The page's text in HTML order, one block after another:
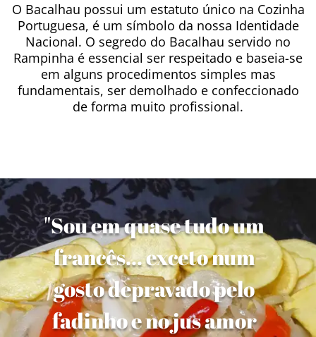
O Bacalhau possui um estatuto único na Cozinha
Portuguesa, é um símbolo da nossa Identidade
Nacional. O segredo do Bacalhau servido no
Rampinha é essencial ser respeitado e baseia-se
em alguns procedimentos simples mas
fundamentais, ser demolhado e confeccionado
de forma muito profissional.
"Sou em quase tudo um
francês... exceto num
gosto depravado pelo
fadinho e no jus amor